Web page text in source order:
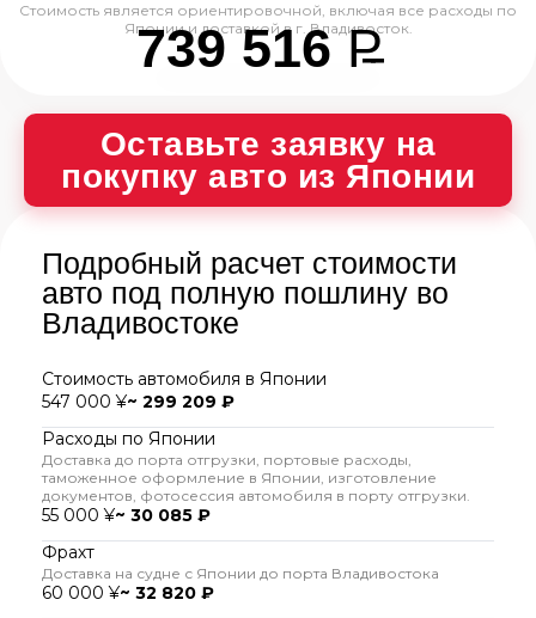
Стоимость является ориентировочной, включая все расходы по
Японии и доставкой в г. Владивосток.
739 516P
--
Оставьте заявку на
покупку авто из Японии
Подробный расчет стоимости
авто под полную пошлину во
Владивостоке
Стоимость автомобиля в Японии
547 000 ¥~ 299 209 ₽
Расходы по Японии
Доставка до порта отгрузки, портовые расходы,
таможенное оформление в Японии, изготовление
документов, фотосессия автомобиля в порту отгрузки.
55 000 ¥~ 30 085 ₽
Фрахт
Доставка на судне с Японии до порта Владивостока
60 000 ¥~ 32 820 ₽